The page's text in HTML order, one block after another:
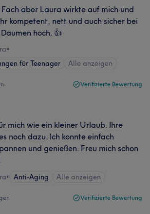
aber Laura wirkte auf mich und
kompetent, nett und auch sicher bei
hoch. 👍
•
für Teenager
Alle anzeigen
Verifizierte Bewertung
mich wie ein kleiner Urlaub. Ihre
noch dazu. Ich konnte einfach
und genießen. Freu mich schon
• Anti-Aging Alle anzeigen
Verifizierte Bewertung